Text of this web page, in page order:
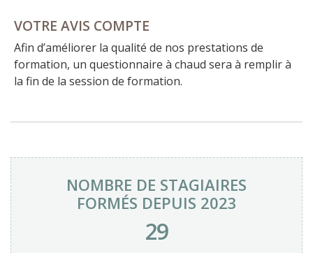
VOTRE AVIS COMPTE
Afin d’améliorer la qualité de nos prestations de
formation, un questionnaire à chaud sera à remplir à
la fin de la session de formation.
NOMBRE DE STAGIAIRES
FORMÉS DEPUIS 2023
29